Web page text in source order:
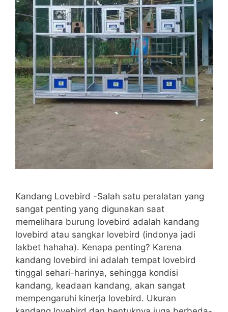
Kandang Lovebird -Salah satu peralatan yang
sangat penting yang digunakan saat
memelihara burung lovebird adalah kandang
lovebird atau sangkar lovebird (indonya jadi
lakbet hahaha). Kenapa penting? Karena
kandang lovebird ini adalah tempat lovebird
tinggal sehari-harinya, sehingga kondisi
kandang, keadaan kandang, akan sangat
mempengaruhi kinerja lovebird. Ukuran